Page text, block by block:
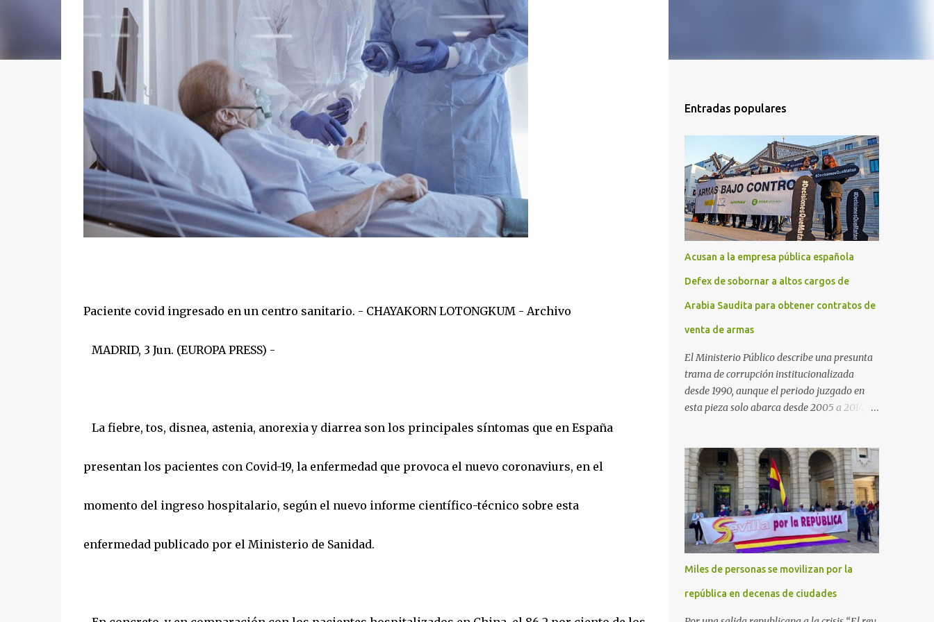
Paciente covid ingresado en un centro sanitario. - CHAYAKORN LOTONGKUM - Archivo
MADRID, 3 Jun. (EUROPA PRESS) -
La fiebre, tos, disnea, astenia, anorexia y diarrea son los principales síntomas que en España
presentan los pacientes con Covid-19, la enfermedad que provoca el nuevo coronaviurs, en el
momento del ingreso hospitalario, según el nuevo informe científico-técnico sobre esta
enfermedad publicado por el Ministerio de Sanidad.
Entradas populares
Acusan a la empresa pública española
Defex de sobornar a altos cargos de
Arabia Saudita para obtener contratos de
venta de armas
El Ministerio Público describe una presunta
trama de corrupción institucionalizada
desde 1990, aunque el periodo juzgado en
esta pieza solo abarca desde 2005 a 2014, el
de cárcel de hasta 29 años por diversos
delitos de corrupción a ocho personas,
presuntamente cometidos durante las
ventas de material militar a Arabia Saudita
a través de la empresa pública española
Defex, disuelta. El fiscal Conrado Saiz
describe en su escrito de conclusiones cómo
la empresa pública Defex pagó comisiones
ilegales a diversas autoridades del régimen
Miles de personas se movilizan por la
república en decenas de ciudades